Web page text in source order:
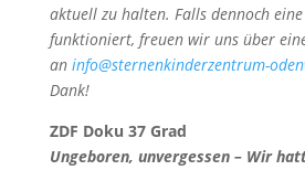
aktuell zu halten. Falls dennoch
funktioniert, freuen wir uns über
an info@sternenkinderzentrum-
Dank!
ZDF Doku 37 Grad
Ungeboren, unvergessen – Wir